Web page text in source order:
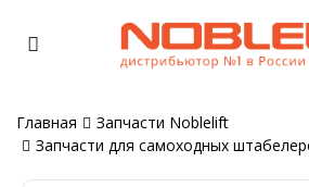
Главная
Запчасти Noblelift
Запчасти для самоходных